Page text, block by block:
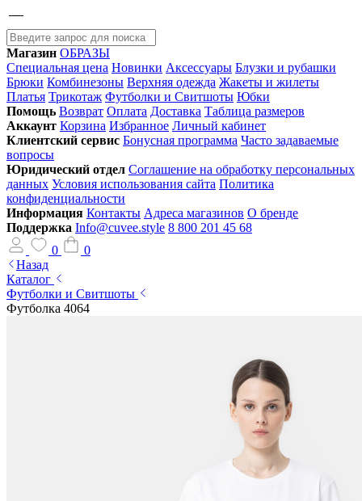
Магазин ОБРАЗЫ
Специальная цена Новинки Аксессуары Блузки и рубашки
Брюки Комбинезоны Верхняя одежда Жакеты и жилеты
Платья Трикотаж Футболки и Свитшоты Юбки
Помощь Возврат Оплата Доставка Таблица размеров
Аккаунт Корзина Избранное Личный кабинет
Клиентский сервис Бонусная программа Часто задаваемые
вопросы
Юридический отдел Соглашение на обработку персональных
данных Условия использования сайта Политика
конфиденциальности
Информация Контакты Адреса магазинов О бренде
Поддержка Info@cuvee.style 8 800 201 45 68
0
0
Назад
Каталог
Футболки и Свитшоты
Футболка 4064